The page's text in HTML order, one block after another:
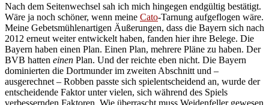
Nach dem Seitenwechsel sah ich mich hingegen endgültig bestätigt.
Wäre ja noch schöner, wenn meine Cato-Tarnung aufgeflogen wäre.
Meine Gebetsmühlenartigen Äußerungen, dass die Bayern sich nach
2012 erneut weiter entwickelt haben, fanden hier ihre Belege. Die
Bayern haben einen Plan. Einen Plan, mehrere Pläne zu haben. Der
BVB hatten einen Plan. Und der reichte eben nicht. Die Bayern
dominierten die Dortmunder im zweiten Abschnitt und –
ausgerechnet – Robben passte sich spielentscheidend an, wurde der
entscheidende Faktor unter vielen, sich während des Spiels
verbessernden Faktoren. Wie überrascht muss Weidenfeller gewesen